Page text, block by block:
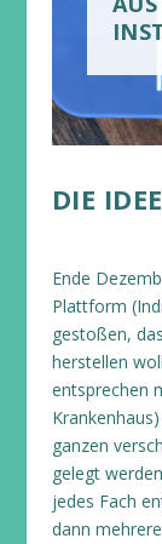
DIE IDEE
Ende
Plattform
gestoßen,
herstellen
entsprechen
ganzen
gelegt
jedes Fach
dann